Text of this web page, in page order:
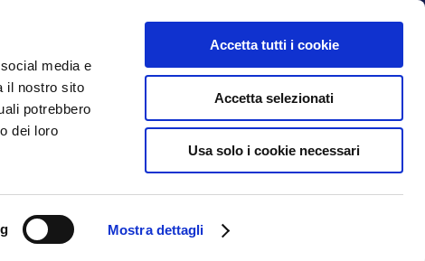
media e
il nostro sito
potrebbero
dei loro
Mostra dettagli
Accetta tutti i cookie
Accetta selezionati
Usa solo i cookie necessari
NOI BLOG
COMPILA ORA IL